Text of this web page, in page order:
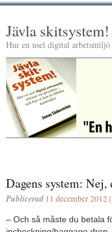
Jävla skitsystem!
Hur en usel digital
Dagens system:
Publicerad 11 december 2012 |
– Och så måste du betala